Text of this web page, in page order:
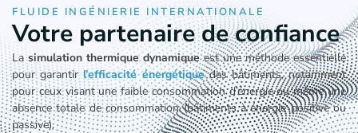
FLUIDE INGÉNIERIE INTERNATIONALE
Votre partenaire de confiance
Lasimulation thermique dynamiqueest une méthode essentielle
pour garantirl’efficacité énergétiquedes bâtiments, notamment
pour ceux visant une faible consommation d’énergie ou même une
absence totale de consommation (bâtiments à énergie positive ou
passive).